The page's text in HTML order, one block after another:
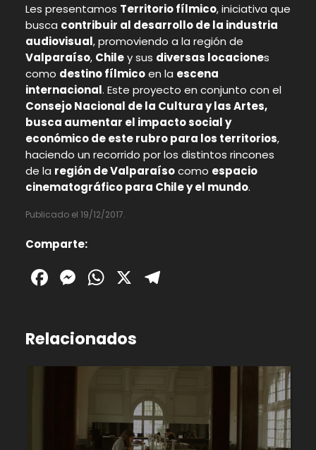
Les presentamos Territorio fílmico, iniciativa que
busca contribuir al desarrollo de la industria
audiovisual, promoviendo a la región de
Valparaíso, Chiley sus diversas locaciones
como destino fílmicoen la escena
internacional. Este proyecto en conjunto con el
Consejo Nacional de la Cultura y las Artes,
busca aumentar el impacto social y
económico de este rubro para los territorios,
haciendo un recorrido por los distintos rincones
de la región deValparaísocomo espacio
cinematográfico para Chile y el mundo.
Publicado el 19/12/2017.
Comparte:
Facebook
Messenger
WhatsApp
X
Relacionados